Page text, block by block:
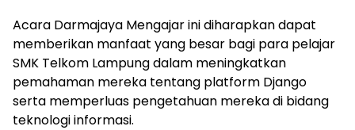
Acara Darmajaya Mengajar ini diharapkan dapat
memberikan manfaat yang besar bagi para pelajar
SMK Telkom Lampung dalam meningkatkan
pemahaman mereka tentang platform Django
serta memperluas pengetahuan mereka di bidang
teknologi informasi.